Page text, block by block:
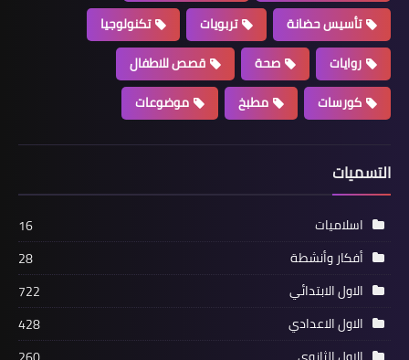
تأسيس حضانة
تربويات
تكنولوجيا
روايات
صحة
قصص للاطفال
كورسات
مطبخ موضوعات
التسميات
اسلاميات
16
أفكار وأنشطة
28
الاول الابتدائي
722
الاول الاعدادي
428